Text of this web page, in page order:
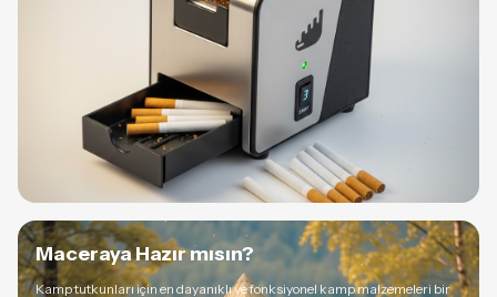
Maceraya Hazır mısın?
Kamp tutkunları için en dayanıklı ve fonksiyonel kamp malzemeleri bir